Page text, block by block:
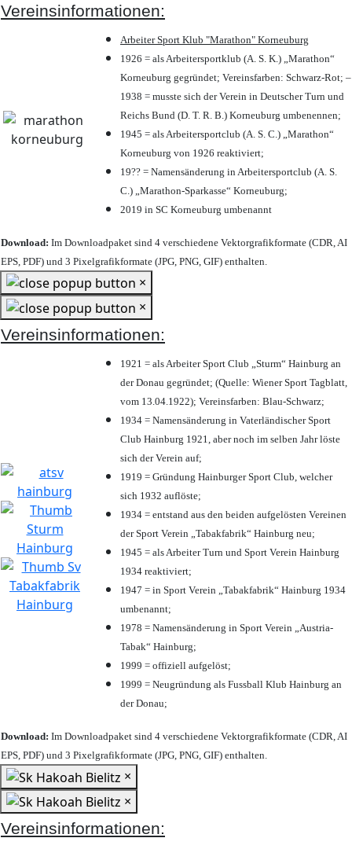
Vereinsinformationen:
Arbeiter Sport Klub "Marathon" Korneuburg
1926 = als Arbeitersportklub (A. S. K.) „Marathon“
Korneuburg gegründet; Vereinsfarben: Schwarz-Rot; –
1938 = musste sich der Verein in Deutscher Turn und
Reichs Bund (D. T. R. B.) Korneuburg umbenennen;
1945 = als Arbeitersportclub (A. S. C.) „Marathon“
Korneuburg von 1926 reaktiviert;
19?? = Namensänderung in Arbeitersportclub (A. S.
C.) „Marathon-Sparkasse“ Korneuburg;
2019 in SC Korneuburg umbenannt
Download: Im Downloadpaket sind 4 verschiedene Vektorgrafikformate (CDR, AI
EPS, PDF) und 3 Pixelgrafikformate (JPG, PNG, GIF) enthalten.
×
×
Vereinsinformationen:
1921 = als Arbeiter Sport Club „Sturm“ Hainburg an
der Donau gegründet; (Quelle: Wiener Sport Tagblatt,
vom 13.04.1922); Vereinsfarben: Blau-Schwarz;
1934 = Namensänderung in Vaterländischer Sport
Club Hainburg 1921, aber noch im selben Jahr löste
sich der Verein auf;
1919 = Gründung Hainburger Sport Club, welcher
sich 1932 auflöste;
1934 = entstand aus den beiden aufgelösten Vereinen
der Sport Verein „Tabakfabrik“ Hainburg neu;
1945 = als Arbeiter Turn und Sport Verein Hainburg
1934 reaktiviert;
1947 = in Sport Verein „Tabakfabrik“ Hainburg 1934
umbenannt;
1978 = Namensänderung in Sport Verein „Austria-
Tabak“ Hainburg;
1999 = offiziell aufgelöst;
1999 = Neugründung als Fussball Klub Hainburg an
der Donau;
Download: Im Downloadpaket sind 4 verschiedene Vektorgrafikformate (CDR, AI
EPS, PDF) und 3 Pixelgrafikformate (JPG, PNG, GIF) enthalten.
×
×
Vereinsinformationen: